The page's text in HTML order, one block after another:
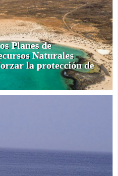
Planes de
Naturales
la protección de